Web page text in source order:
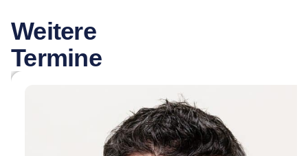
Weitere
Termine